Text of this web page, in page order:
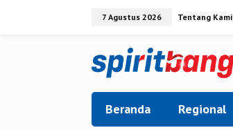
7 Agustus 2026 Tentang Kami
Beranda Regional